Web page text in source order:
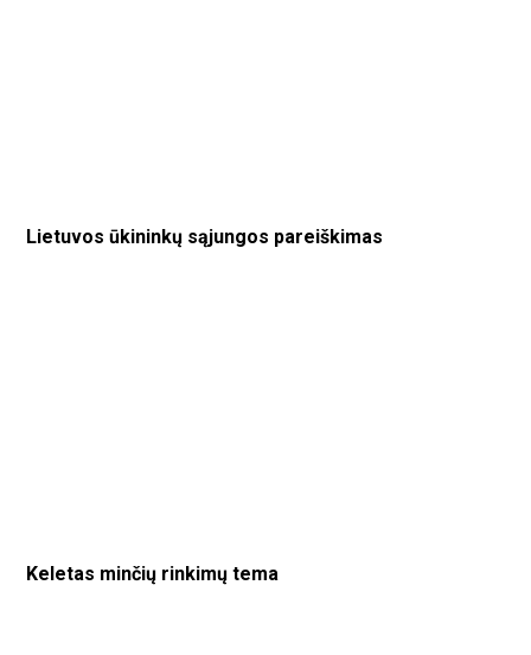
Lietuvos ūkininkų sąjungos pareiškimas
Keletas minčių rinkimų tema